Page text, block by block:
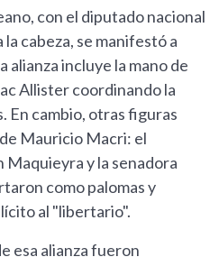
con el diputado nacional
cabeza, se manifestó a
alianza incluye la mano de
Allister coordinando la
En cambio, otras figuras
Mauricio Macri: el
y la senadora
como palomas y
al "libertario".
esa alianza fueron